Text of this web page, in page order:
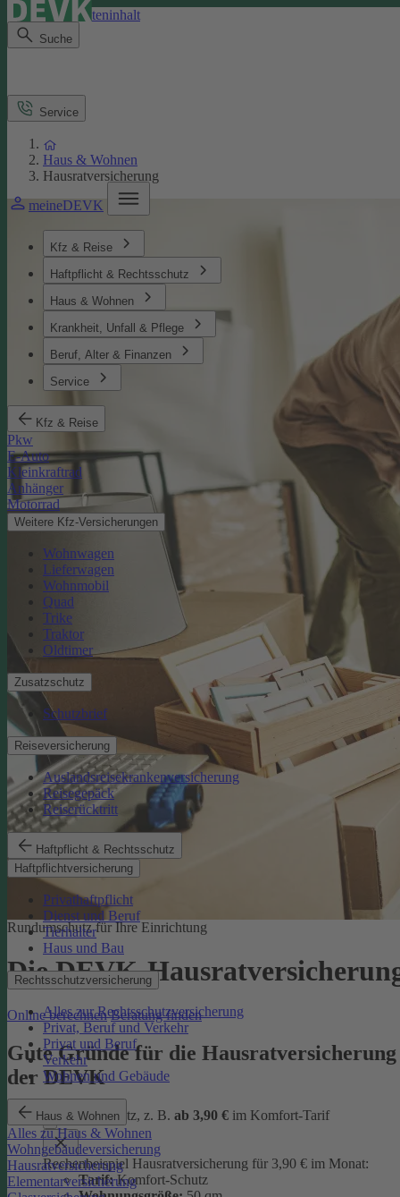
Direkt zum Seiteninhalt
Suche
meineDEVK
Kfz & Reise
Haftpflicht & Rechtsschutz
Haus & Wohnen
Krankheit, Unfall & Pflege
Beruf, Alter & Finanzen
Service
Kfz & Reise
Pkw
E-Auto
Kleinkraftrad
Anhänger
Motorrad
Weitere Kfz-Versicherungen
Wohnwagen
Lieferwagen
Wohnmobil
Quad
Trike
Traktor
Oldtimer
Zusatzschutz
Schutzbrief
Reiseversicherung
Auslandsreisekrankenversicherung
Reisegepäck
Reiserücktritt
Haftpflicht & Rechtsschutz
Haftpflichtversicherung
Privathaftpflicht
Dienst und Beruf
Tierhalter
Haus und Bau
Rechtsschutzversicherung
Alles zur Rechtsschutzversicherung
Privat, Beruf und Verkehr
Privat und Beruf
Verkehr
Wohnen und Gebäude
Haus & Wohnen
Alles zu Haus & Wohnen
Wohngebäudeversicherung
Hausratversicherung
Elementarversicherung
Service
Haus & Wohnen
Hausratversicherung
Rundumschutz für Ihre Einrichtung
Die DEVK-
Online berechnen Beratung finden
Gute Gründe für die Hausratversicherung
der DEVK
günstiger Schutz, z. B. ab 3,90 € im Komfort-Tarif
Rechenbeispiel Hausratversicherung für 3,90 € im Monat:
Tarif:Komfort-Schutz